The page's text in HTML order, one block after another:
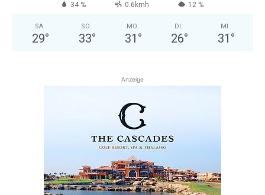
34 % 0.6kmh 12 %
SA.
29°
SO.
33°
MO.
31 °
DI.
26°
MI.
31 °
Anzeige